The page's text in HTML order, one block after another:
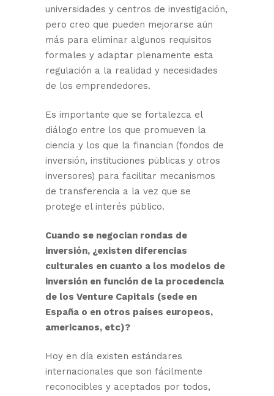
universidades y centros de investigación,
pero creo que pueden mejorarse aún
más para eliminar algunos requisitos
formales y adaptar plenamente esta
regulación a la realidad y necesidades
de los emprendedores.
Es importante que se fortalezca el
diálogo entre los que promueven la
ciencia y los que la financian (fondos de
inversión, instituciones públicas y otros
inversores) para facilitar mecanismos
de transferencia a la vez que se
protege el interés público.
Cuando se negocian rondas de
inversión, ¿existen diferencias
culturales en cuanto a los modelos de
inversión en función de la procedencia
de los Venture Capitals (sede en
España o en otros países europeos,
americanos, etc)?
Hoy en día existen estándares
internacionales que son fácilmente
reconocibles y aceptados por todos,